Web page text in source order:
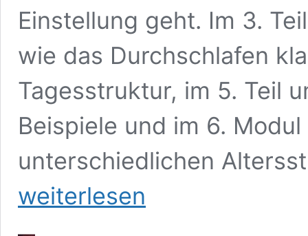
Einstellung geht. Im 3.
wie das Durchschlafen
Tagesstruktur, im 5. Teil
Beispiele und im 6.
unterschiedlichen
weiterlesen